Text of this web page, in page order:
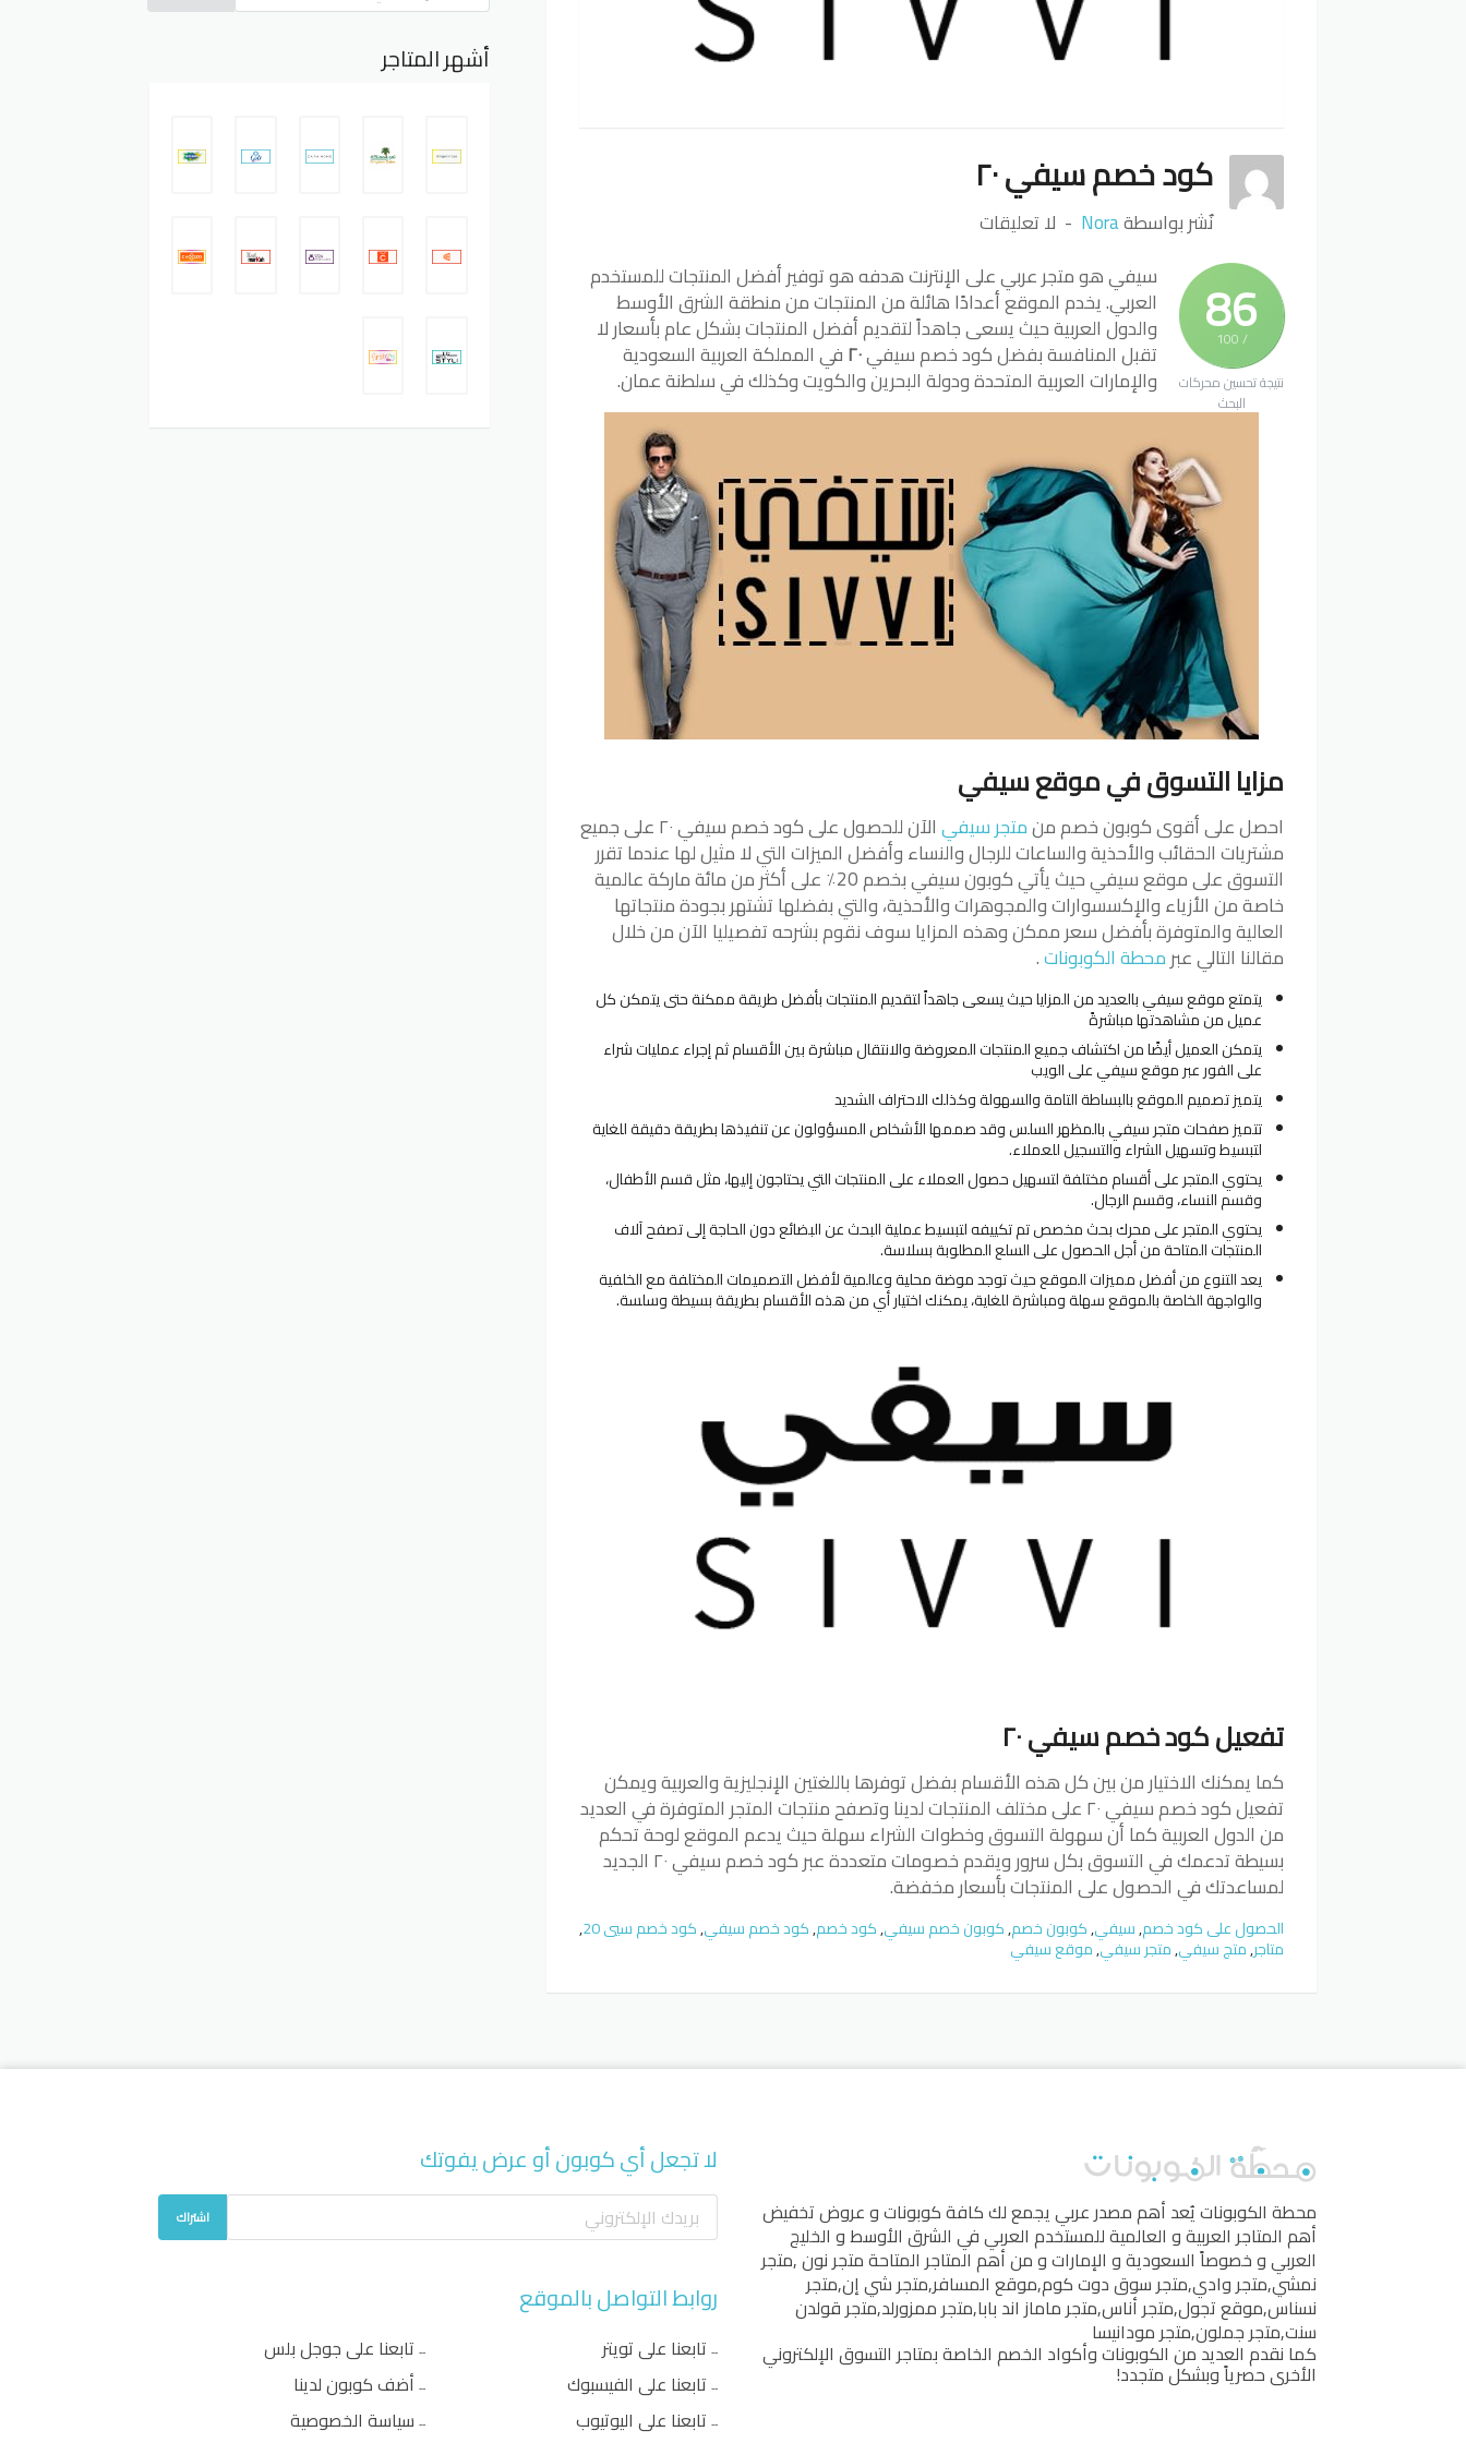
كود خصم سيفي ٢٠
نٌشر بواسطةNora لا تعليقات
86
/ 100
نتيجة تحسين محركات
البحث
سيفي هو متجر عربي على الإنترنت هدفه هو توفير أفضل المنتجات للمستخدم
العربي. يخدم الموقع أعدادًا هائلة من المنتجات من منطقة الشرق الأوسط
والدول العربية حيث يسعى جاهداً لتقديم أفضل المنتجات بشكل عام بأسعار لا
تقبل المنافسة بفضل كود خصم سيفي٢٠في المملكة العربية السعودية
والإمارات العربية المتحدة ودولة البحرين والكويت وكذلك في سلطنة عمان.
مزايا التسوق في موقع سيفي
احصل على أقوى كوبون خصم منمتجر سيفي الآن للحصول على كود خصم سيفي ٢٠ على جميع
مشتريات الحقائب والأحذية والساعات للرجال والنساء وأفضل الميزات التي لا مثيل لها عندما تقرر
التسوق على موقع سيفي حيث يأتي كوبون سيفي بخصم 20٪ على أكثر من مائة ماركة عالمية
خاصة من الأزياء والإكسسوارات والمجوهرات والأحذية، والتي بفضلها تشتهر بجودة منتجاتها
العالية والمتوفرة بأفضل سعر ممكن وهذه المزايا سوف نقوم بشرحه تفصيليا الآن من خلال
مقالنا التالي عبرمحطة الكوبونات.
يتمتع موقع سيفي بالعديد من المزايا حيث يسعى جاهداً لتقديم المنتجات بأفضل طريقة ممكنة حتى يتمكن كل
عميل من مشاهدتها مباشرةً
يتمكن العميل أيضًا من اكتشاف جميع المنتجات المعروضة والانتقال مباشرة بين الأقسام ثم إجراء عمليات شراء
على الفور عبر موقع سيفي على الويب
يتميز تصميم الموقع بالبساطة التامة والسهولة وكذلك الاحتراف الشديد
تتميز صفحات متجر سيفي بالمظهر السلس وقد صممها الأشخاص المسؤولون عن تنفيذها بطريقة دقيقة للغاية
لتبسيط وتسهيل الشراء والتسجيل للعملاء.
يحتوي المتجر على أقسام مختلفة لتسهيل حصول العملاء على المنتجات التي يحتاجون إليها، مثل قسم الأطفال،
وقسم النساء، وقسم الرجال.
يحتوي المتجر على محرك بحث مخصص تم تكييفه لتبسيط عملية البحث عن البضائع دون الحاجة إلى تصفح آلاف
المنتجات المتاحة من أجل الحصول على السلع المطلوبة بسلاسة.
يعد التنوع من أفضل مميزات الموقع حيث توجد موضة محلية وعالمية لأفضل التصميمات المختلفة مع الخلفية
والواجهة الخاصة بالموقع سهلة ومباشرة للغاية، يمكنك اختيار أي من هذه الأقسام بطريقة بسيطة وسلسة.
تفعيل كود خصم سيفي ٢٠
كما يمكنك الاختيار من بين كل هذه الأقسام بفضل توفرها باللغتين الإنجليزية والعربية ويمكن
تفعيل كود خصم سيفي ٢٠ على مختلف المنتجات لدينا وتصفح منتجات المتجر المتوفرة في العديد
من الدول العربية كما أن سهولة التسوق وخطوات الشراء سهلة حيث يدعم الموقع لوحة تحكم
بسيطة تدعمك في التسوق بكل سرور ويقدم خصومات متعددة عبر كود خصم سيفي ٢٠ الجديد
لمساعدتك في الحصول على المنتجات بأسعار مخفضة.
الحصول على كود خصم,سيفي,كوبون خصم,كوبون خصم سيفي,كود خصم,كود خصم سيفي,كود خصم سيي 20 ,
متاجر,متج سيفي,متجر سيفي,موقع سيفي
أشهر المتاجر
محطة الكوبوناتيُعد أهم مصدر عربي يجمع لك كافة كوبونات و عروض تخفيض
أهم المتاجر العربية و العالمية للمستخدم العربي في الشرق الأوسط و الخليج
العربي و خصوصاً السعودية و الإمارات و من أهم المتاجر المتاحةمتجر نون,متجر
نمشي,متجر وادي,متجر سوق دوت كوم,موقع المسافر,متجر شي إن,متجر
نسناس,موقع تجول,متجر أناس,متجر ماماز اند بابا,متجر ممزورلد,متجر قولدن
سنت,متجر جملون,متجر مودانيسا
كما نقدم العديد من الكوبونات وأكواد الخصم الخاصة بمتاجر التسوق الإلكتروني
الأخرى حصرياً وبشكل متجدد!
لا تجعل أي كوبون أو عرض يفوتك
اشتراك
روابط التواصل بالموقع
تابعنا على تويتر
تابعنا على الفيسبوك
تابعنا على اليوتيوب
تابعنا على جوجل بلس
أضف كوبون لدينا
سياسة الخصوصية